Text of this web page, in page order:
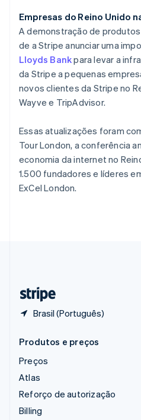
Empresas do Reino Unido
A demonstração de
de a Stripe anunciar uma
Lloyds Bankpara levar a
da Stripe a pequenas
novos clientes da Stripe no
Wayve e TripAdvisor.
Essas atualizações foram
Tour London, a conferência
economia da internet no
1.500 fundadores e líderes
ExCel London.
Brasil (Português)
English
Países Baixos
NederlandsEnglish
Polônia
English
Portugal
PortuguêsEnglish
RAE de Hong Kong, China
Reino Unido
English
República Tcheca
English
Romênia
English
Produtos e preços
Preços
Atlas
Reforço de autorização
Billing